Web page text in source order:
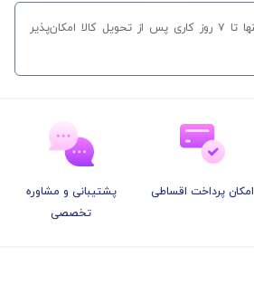
امکان بازگشت کالا تنها تا ۷ روز کاری پس از تحویل کالا امکان‌پذیر
امکان پرداخت اقساطی
پشتیبانی و مشاوره
تخصصی